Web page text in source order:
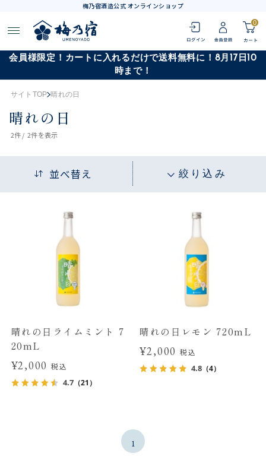
梅乃宿酒造公式 オンラインショップ
0
会員様限定！カートに入れるだけで送料無料に！8月17日10
時まで！
サイトTOP 晴れの日
晴れの日
2件 / 2件を表示
並べ替え 絞り込み
晴れの日ライムミント 7
20mL
¥2,000税込
4.7（21）
晴れの日レモン 720mL
¥2,000 税込
4.8 （4）
1